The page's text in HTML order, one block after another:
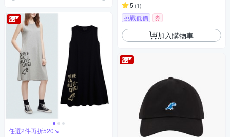
任選2件再折520↘
5 (1)
挑戰低價 券
加入購物車